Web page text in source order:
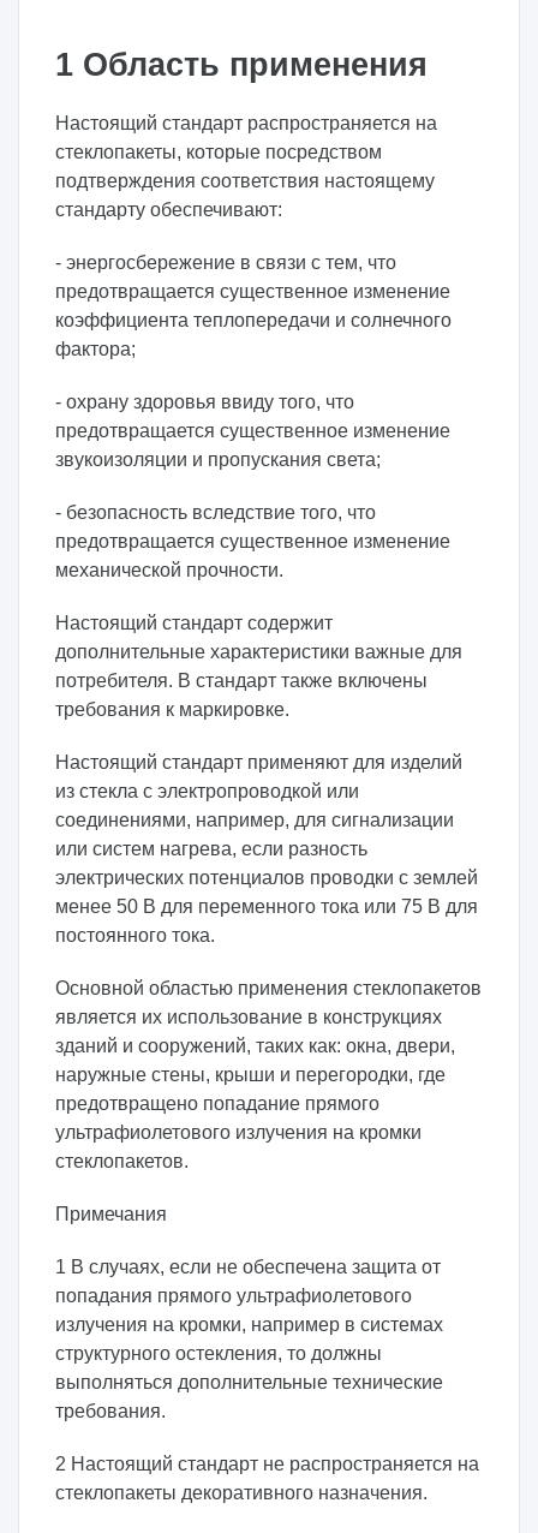
1 Область применения
Настоящий стандарт распространяется на
стеклопакеты, которые посредством
подтверждения соответствия настоящему
стандарту обеспечивают:
- энергосбережение в связи с тем, что
предотвращается существенное изменение
коэффициента теплопередачи и солнечного
фактора;
- охрану здоровья ввиду того, что
предотвращается существенное изменение
звукоизоляции и пропускания света;
- безопасность вследствие того, что
предотвращается существенное изменение
механической прочности.
Настоящий стандарт содержит
дополнительные характеристики важные для
потребителя. В стандарт также включены
требования к маркировке.
Настоящий стандарт применяют для изделий
из стекла с электропроводкой или
соединениями, например, для сигнализации
или систем нагрева, если разность
электрических потенциалов проводки с землей
менее 50 В для переменного тока или 75 В для
постоянного тока.
Основной областью применения стеклопакетов
является их использование в конструкциях
зданий и сооружений, таких как: окна, двери,
наружные стены, крыши и перегородки, где
предотвращено попадание прямого
ультрафиолетового излучения на кромки
стеклопакетов.
Примечания
1 В случаях, если не обеспечена защита от
попадания прямого ультрафиолетового
излучения на кромки, например в системах
структурного остекления, то должны
выполняться дополнительные технические
требования.
2 Настоящий стандарт не распространяется на
стеклопакеты декоративного назначения.